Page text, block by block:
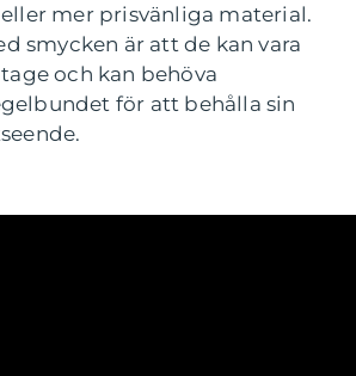
mer prisvänliga material.
smycken är att de kan vara
och kan behöva
för att behålla sin